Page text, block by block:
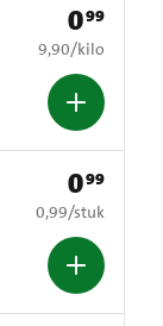
Prijs: € 0,99
099
€ 9,90 per kilo
9,90/kilo
Prijs: € 0,99
099
€ 0,99 per stuk
0,99/stuk